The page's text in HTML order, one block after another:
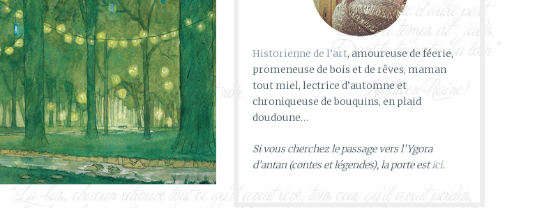
Historienne de l’art, amoureuse de féerie,
promeneuse de bois et de rêves, maman
tout miel, lectrice d’automne et
chroniqueuse de bouquins, en plaid
doudoune…
Si vous cherchez le passage vers l’Ygora
d’antan (contes et légendes), la porte estici.